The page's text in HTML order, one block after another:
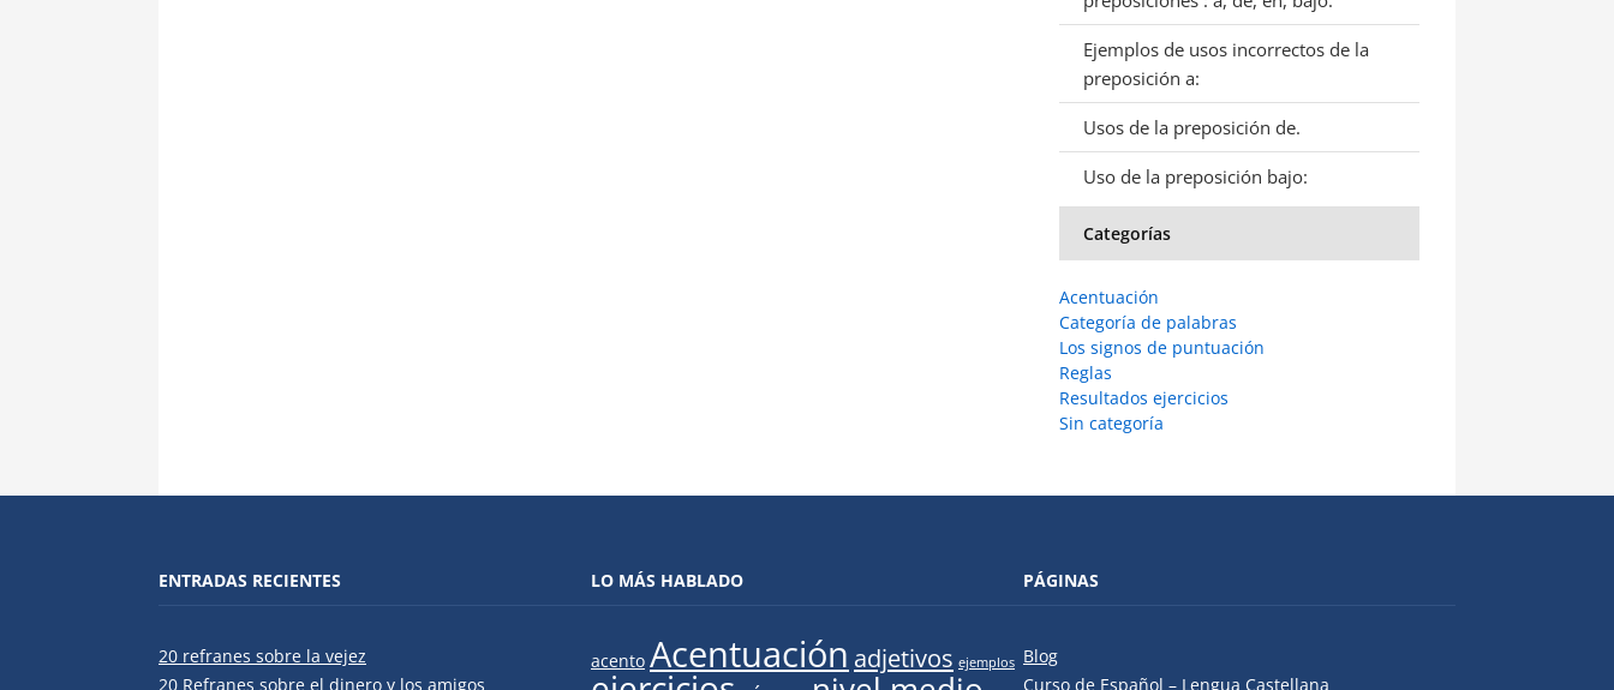
Ejemplos de usos incorrectos de la
preposición a:
Usos de la preposición de.
Uso de la preposición bajo:
Categorías
Acentuación
Categoría de palabras
Los signos de puntuación
Reglas
Resultados ejercicios
Sin categoría
ENTRADAS RECIENTES
20 refranes sobre la vejez
20 Refranes sobre el dinero y los amigos
LO MÁS HABLADO
acento Acentuación adjetivos ejemplos
PÁGINAS
Blog
Curso de Español – Lengua Castellana